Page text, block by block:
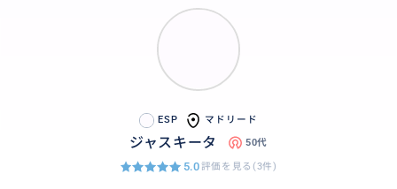
ESP マドリード
ジャスキータ 50代
5.0評価を見る(3件)